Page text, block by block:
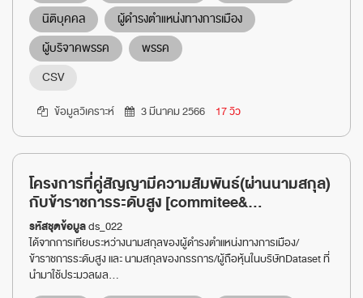
นิติบุคคล
ผู้ดำรงตำแหน่งทางการเมือง
ผู้บริจาคพรรค
พรรค
CSV
ข้อมูลวิเคราะห์ 3 มีนาคม 2566 17 วิว
โครงการที่คู่สัญญามีความสัมพันธ์(ผ่านนามสกุล)
กับข้าราชการระดับสูง [commitee&...
รหัสชุดข้อมูลds_022
ได้จากการเทียบระหว่างนามสกุลของผู้ดำรงตำแหน่งทางการเมือง/
ข้าราชการระดับสูง และ นามสกุลของกรรการ/ผู้ถือหุ้นในบริษัทDataset ที่
นำมาใช้ประมวลผล...